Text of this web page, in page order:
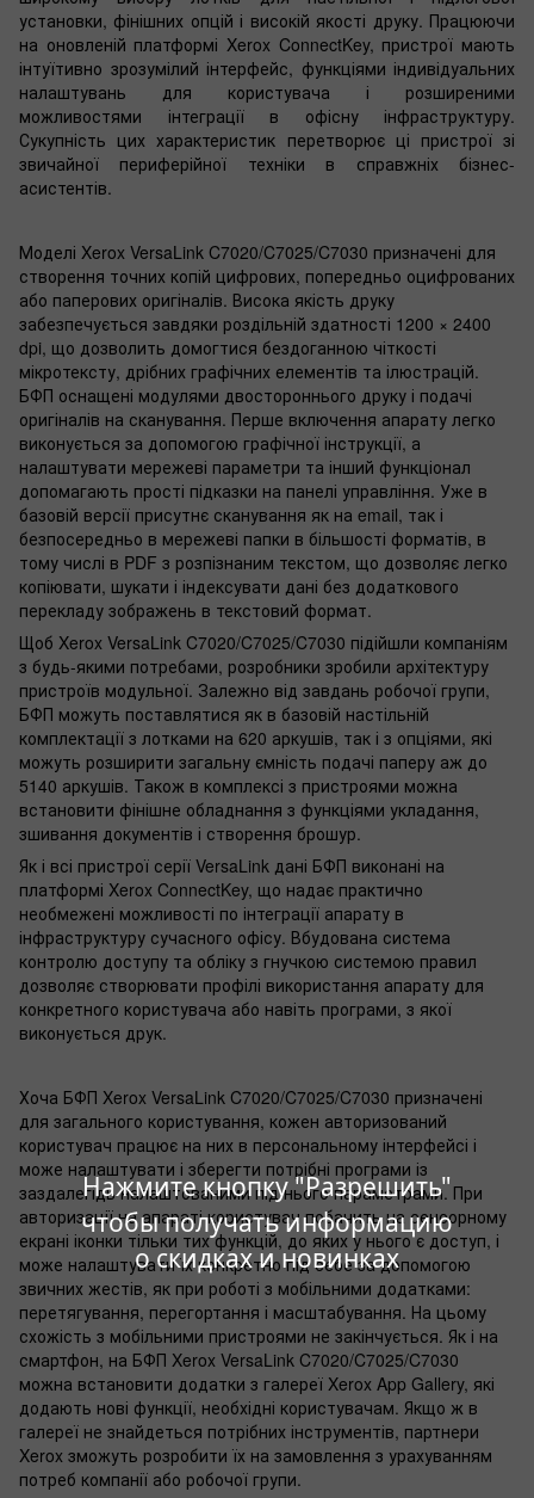
Нажмите кнопку "Разрешить"
чтобы получать информацию
о скидках и новинках
установки, фінішних опцій і високій якості друку. Працюючи
на оновленій платформі Xerox ConnectKey, пристрої мають
інтуїтивно зрозумілий інтерфейс, функціями індивідуальних
налаштувань для користувача і розширеними
можливостями інтеграції в офісну інфраструктуру.
Сукупність цих характеристик перетворює ці пристрої зі
звичайної периферійної техніки в справжніх бізнес-
асистентів.
Моделі Xerox VersaLink C7020/C7025/C7030 призначені для
створення точних копій цифрових, попередньо оцифрованих
або паперових оригіналів. Висока якість друку
забезпечується завдяки роздільній здатності 1200 × 2400
dpi, що дозволить домогтися бездоганною чіткості
мікротексту, дрібних графічних елементів та ілюстрацій.
БФП оснащені модулями двостороннього друку і подачі
оригіналів на сканування. Перше включення апарату легко
виконується за допомогою графічної інструкції, а
налаштувати мережеві параметри та інший функціонал
допомагають прості підказки на панелі управління. Уже в
базовій версії присутнє сканування як на email, так і
безпосередньо в мережеві папки в більшості форматів, в
тому числі в PDF з розпізнаним текстом, що дозволяє легко
копіювати, шукати і індексувати дані без додаткового
перекладу зображень в текстовий формат.
Щоб Xerox VersaLink C7020/C7025/C7030 підійшли компаніям
з будь-якими потребами, розробники зробили архітектуру
пристроїв модульної. Залежно від завдань робочої групи,
БФП можуть поставлятися як в базовій настільній
комплектації з лотками на 620 аркушів, так і з опціями, які
можуть розширити загальну ємність подачі паперу аж до
5140 аркушів. Також в комплексі з пристроями можна
встановити фінішне обладнання з функціями укладання,
зшивання документів і створення брошур.
Як і всі пристрої серії VersaLink дані БФП виконані на
платформі Xerox ConnectKey, що надає практично
необмежені можливості по інтеграції апарату в
інфраструктуру сучасного офісу. Вбудована система
контролю доступу та обліку з гнучкою системою правил
дозволяє створювати профілі використання апарату для
конкретного користувача або навіть програми, з якої
виконується друк.
Хоча БФП Xerox VersaLink C7020/C7025/C7030 призначені
для загального користування, кожен авторизований
користувач працює на них в персональному інтерфейсі і
може налаштувати і зберегти потрібні програми із
заздалегідь налаштованими під нього параметрами. При
авторизації на апараті користувач побачить на сенсорному
екрані іконки тільки тих функцій, до яких у нього є доступ, і
може налаштувати їх конкретно під себе за допомогою
звичних жестів, як при роботі з мобільними додатками:
перетягування, перегортання і масштабування. На цьому
схожість з мобільними пристроями не закінчується. Як і на
смартфон, на БФП Xerox VersaLink C7020/C7025/C7030
можна встановити додатки з галереї Xerox App Gallery, які
додають нові функції, необхідні користувачам. Якщо ж в
галереї не знайдеться потрібних інструментів, партнери
Xerox зможуть розробити їх на замовлення з урахуванням
потреб компанії або робочої групи.